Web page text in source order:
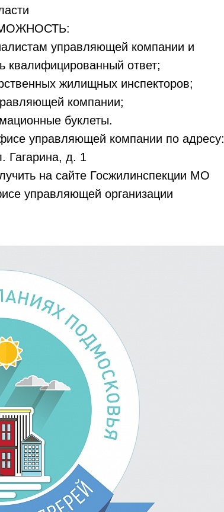
управляющей компании и
квалифицированный ответ;
жилищных инспекторов;
компании;
буклеты.
управляющей компании по адресу:
Гагарина, д. 1
на сайте Госжилинспекции МО
управляющей организации